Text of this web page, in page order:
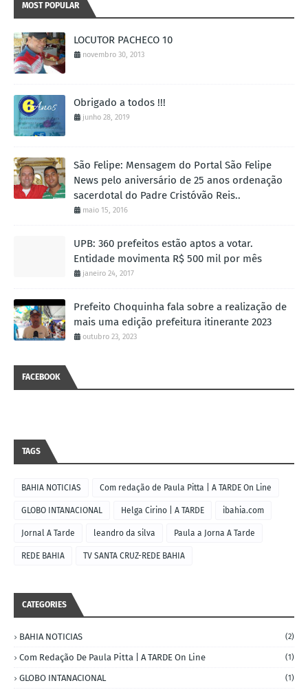
MOST POPULAR
LOCUTOR PACHECO 10
novembro 30, 2013
Obrigado a todos !!!
junho 28, 2019
São Felipe: Mensagem do Portal São Felipe
News pelo aniversário de 25 anos ordenação
sacerdotal do Padre Cristóvão Reis..
maio 15, 2016
UPB: 360 prefeitos estão aptos a votar.
Entidade movimenta R$ 500 mil por mês
janeiro 24, 2017
Prefeito Choquinha fala sobre a realização de
mais uma edição prefeitura itinerante 2023
outubro 23, 2023
FACEBOOK
TAGS
BAHIA NOTICIAS Com redação de Paula Pitta | A TARDE On Line
GLOBO INTANACIONAL Helga Cirino | A TARDE ibahia.com
Jornal A Tarde leandro da silva Paula a Jorna A Tarde
REDE BAHIA TV SANTA CRUZ-REDE BAHIA
CATEGORIES
BAHIA NOTICIAS (2)
Com Redação De Paula Pitta | A TARDE On Line (1)
GLOBO INTANACIONAL (1)